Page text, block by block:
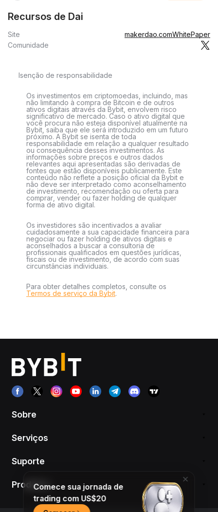
Recursos de Dai
Site makerdao.comWhitePaper
Comunidade
Isenção de responsabilidade
Os investimentos em criptomoedas, incluindo, mas
não limitando à compra de Bitcoin e de outros
ativos digitais através da Bybit, envolvem risco
significativo de mercado. Caso o ativo digital que
você procura não esteja disponível atualmente na
Bybit, saiba que ele será introduzido em um futuro
próximo. A Bybit se isenta de toda
responsabilidade em relação a qualquer resultado
ou consequência desses investimentos. As
informações sobre preços e outros dados
relevantes aqui apresentadas são derivadas de
fontes que estão disponíveis publicamente. Este
conteúdo não reflete a posição oficial da Bybit e
não deve ser interpretado como aconselhamento
de investimento, recomendação ou oferta para
comprar, vender ou fazer holding de qualquer
forma de ativo digital.
Os investidores são incentivados a avaliar
cuidadosamente a sua capacidade financeira para
negociar ou fazer holding de ativos digitais e
aconselhados a buscar a consultoria de
profissionais qualificados em questões jurídicas,
fiscais ou de investimento, de acordo com suas
circunstâncias individuais.
Para obter detalhes completos, consulte os
Termos de serviço da Bybit.
Sobre
Serviços
Suporte
ProdutosComece sua jornada de
trading com US$20